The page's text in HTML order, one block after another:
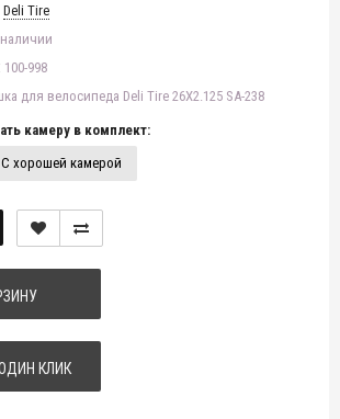
Deli Tire
100-998
для велосипеда Deli Tire 26X2.125 SA-238
камеру в комплект:
С хорошей камерой
КЛИК